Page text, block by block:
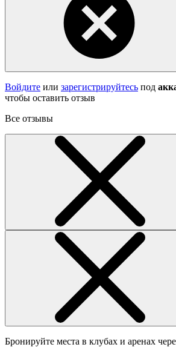
Войдите или зарегистрируйтесь под
чтобы оставить отзыв
Все отзывы
Бронируйте места в клубах и аренах